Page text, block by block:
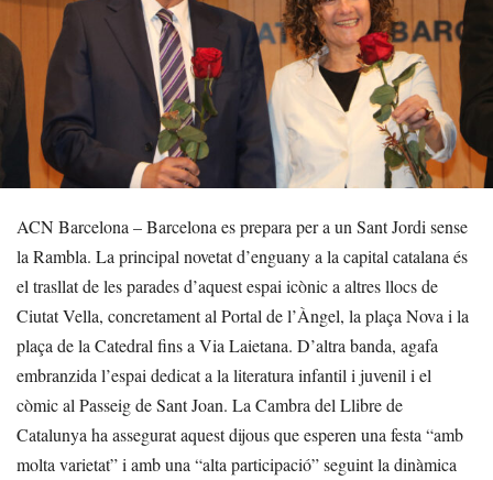
ACN Barcelona – Barcelona es prepara per a un Sant Jordi sense
la Rambla. La principal novetat d’enguany a la capital catalana és
el trasllat de les parades d’aquest espai icònic a altres llocs de
Ciutat Vella, concretament al Portal de l’Àngel, la plaça Nova i la
plaça de la Catedral fins a Via Laietana. D’altra banda, agafa
embranzida l’espai dedicat a la literatura infantil i juvenil i el
còmic al Passeig de Sant Joan. La Cambra del Llibre de
Catalunya ha assegurat aquest dijous que esperen una festa “amb
molta varietat” i amb una “alta participació” seguint la dinàmica